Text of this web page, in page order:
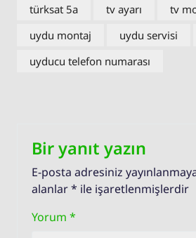
türksat 5a
tv ayarı
tv
uydu montaj
uydu servisi
uyducu telefon numarası
Bir yanıt yazın
E-posta adresiniz
alanlar* ile işaretlenmişlerdir
Yorum *